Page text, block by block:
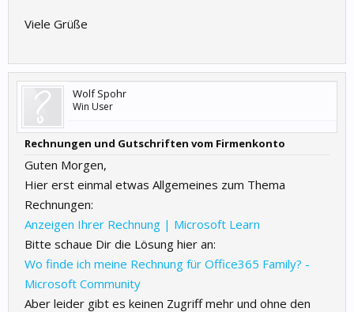
Viele Grüße
Wolf Spohr
Win User
Rechnungen und Gutschriften vom Firmenkonto
Guten Morgen,
Hier erst einmal etwas Allgemeines zum Thema
Rechnungen:
Anzeigen Ihrer Rechnung | Microsoft Learn
Bitte schaue Dir die Lösung hier an:
Wo finde ich meine Rechnung für Office365 Family? -
Microsoft Community
Aber leider gibt es keinen Zugriff mehr und ohne den